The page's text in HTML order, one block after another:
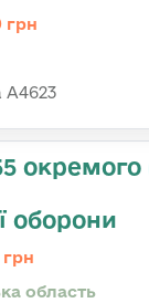
грн
А4623
окремого
оборони
грн
область